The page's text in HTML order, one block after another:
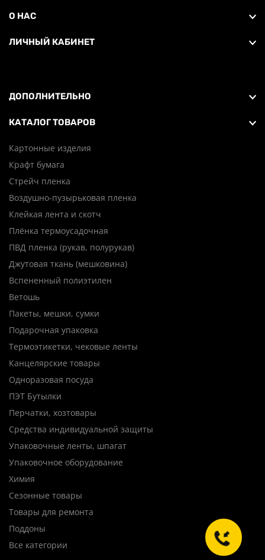
О НАС
ЛИЧНЫЙ КАБИНЕТ
ДОПОЛНИТЕЛЬНО
КАТАЛОГ ТОВАРОВ
Картонные изделия
Крафт бумага
Стрейч пленка
Воздушно-пузырьковая пленка
Клейкая лента и скотч
Плёнка термоусадочная
ПВД пленка (рукав, полурукав)
Джутовая ткань (мешковина)
Вспененный полиэтилен
Ветошь
Пакеты, мешки, сумки
Подарочная упаковка
Термоэтикетки, чековые ленты
Канцелярские товары
Одноразовая посуда
ПЭТ Бутылки
Перчатки, хозтовары
Средства индивидуальной защиты
Упаковочные ленты, шпагат
Упаковочное оборудование
Химия
Сезонные товары
Товары для ремонта
Поддоны
Все категории